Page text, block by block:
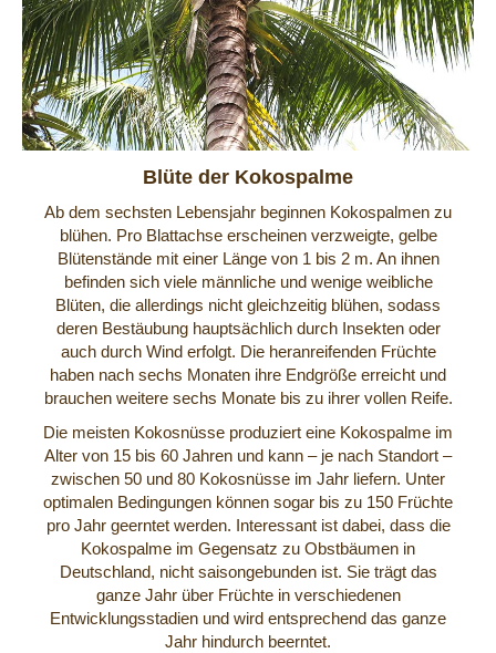
Blüte der Kokospalme
Ab dem sechsten Lebensjahr beginnen Kokospalmen zu
blühen. Pro Blattachse erscheinen verzweigte, gelbe
Blütenstände mit einer Länge von 1 bis 2 m. An ihnen
befinden sich viele männliche und wenige weibliche
Blüten, die allerdings nicht gleichzeitig blühen, sodass
deren Bestäubung hauptsächlich durch Insekten oder
auch durch Wind erfolgt. Die heranreifenden Früchte
haben nach sechs Monaten ihre Endgröße erreicht und
brauchen weitere sechs Monate bis zu ihrer vollen Reife.
Die meisten Kokosnüsse produziert eine Kokospalme im
Alter von 15 bis 60 Jahren und kann – je nach Standort –
zwischen 50 und 80 Kokosnüsse im Jahr liefern. Unter
optimalen Bedingungen können sogar bis zu 150 Früchte
pro Jahr geerntet werden. Interessant ist dabei, dass die
Kokospalme im Gegensatz zu Obstbäumen in
Deutschland, nicht saisongebunden ist. Sie trägt das
ganze Jahr über Früchte in verschiedenen
Entwicklungsstadien und wird entsprechend das ganze
Jahr hindurch beerntet.